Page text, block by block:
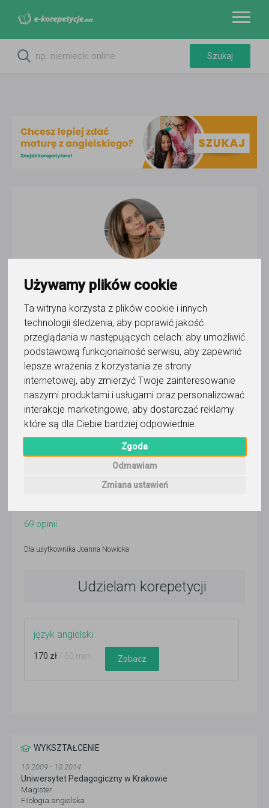
Używamy plików cookie
Ta witryna korzysta z plików cookie i innych
technologii śledzenia, aby poprawić jakość
przeglądania w następujących celach: aby umożliwić
podstawową funkcjonalność serwisu, aby zapewnić
lepsze wrażenia z korzystania ze strony
internetowej, aby zmierzyć Twoje zainteresowanie
naszymi produktami i usługami oraz personalizować
interakcje marketingowe, aby dostarczać reklamy
które są dla Ciebie bardziej odpowiednie.
Zgoda
Odmawiam
Zmiana ustawień
Joanna Nowicka
Wyślij wiadomość
Ostatnia aktywność:
6 dni temu
Pokaż
Korepetytor prowadzi zajęcia online
Faktura VAT
Wyślij wiadomość
69 opinii
Dla użytkownika Joanna Nowicka
Udzielam korepetycji
język angielski
170 zł / 60 min Zobacz
WYKSZTAŁCENIE
10.2009 - 10.2014
Uniwersytet Pedagogiczny w Krakowie
Magister
Filologia angielska